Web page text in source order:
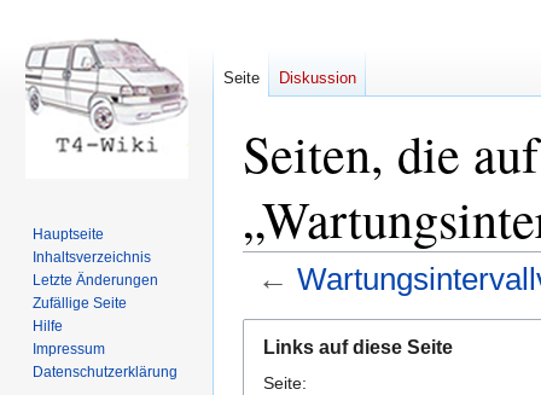
Seiten, die auf
←
Navigation
springen
Suche
springen
Links auf diese Seite
Seite:
Seite Diskussion
Hauptseite
Inhaltsverzeichnis
Letzte Änderungen
Zufällige Seite
Hilfe
Impressum
Datenschutzerklärung